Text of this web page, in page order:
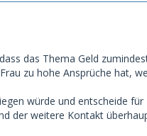
das Thema Geld
zu hohe Ansprüche hat,
würde und entscheide für
der weitere Kontakt